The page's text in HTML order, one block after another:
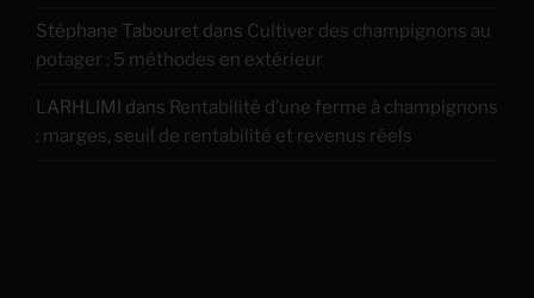
Stéphane Tabouret dans Cultiver des champignons au
potager : 5 méthodes en extérieur
LARHLIMI dans Rentabilité d’une ferme à champignons
: marges, seuil de rentabilité et revenus réels